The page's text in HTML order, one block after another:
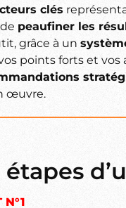
clés
peaufiner les
grâce à un
points forts et vos
œuvre.
N°1